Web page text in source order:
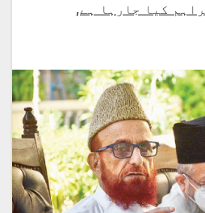
کیا جارہا ہے,